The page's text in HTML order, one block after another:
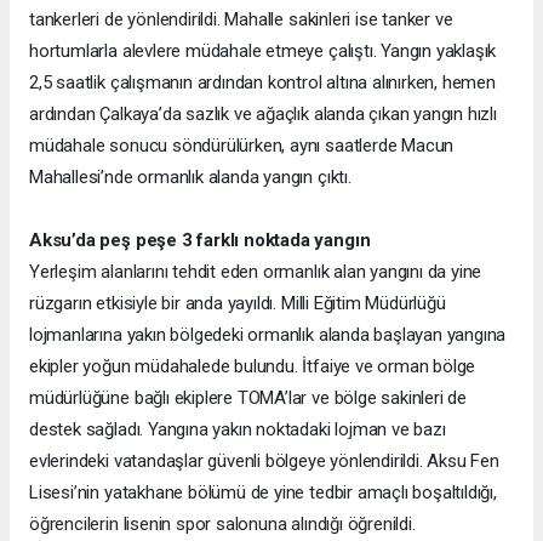
tankerleri de yönlendirildi. Mahalle sakinleri ise tanker ve
hortumlarla alevlere müdahale etmeye çalıştı. Yangın yaklaşık
2,5 saatlik çalışmanın ardından kontrol altına alınırken, hemen
ardından Çalkaya’da sazlık ve ağaçlık alanda çıkan yangın hızlı
müdahale sonucu söndürülürken, aynı saatlerde Macun
Mahallesi’nde ormanlık alanda yangın çıktı.
Aksu’da peş peşe 3 farklı noktada yangın
Yerleşim alanlarını tehdit eden ormanlık alan yangını da yine
rüzgarın etkisiyle bir anda yayıldı. Milli Eğitim Müdürlüğü
lojmanlarına yakın bölgedeki ormanlık alanda başlayan yangına
ekipler yoğun müdahalede bulundu. İtfaiye ve orman bölge
müdürlüğüne bağlı ekiplere TOMA’lar ve bölge sakinleri de
destek sağladı. Yangına yakın noktadaki lojman ve bazı
evlerindeki vatandaşlar güvenli bölgeye yönlendirildi. Aksu Fen
Lisesi’nin yatakhane bölümü de yine tedbir amaçlı boşaltıldığı,
öğrencilerin lisenin spor salonuna alındığı öğrenildi.